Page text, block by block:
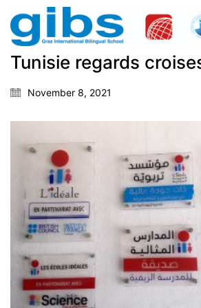
Tunisie regards
November 8, 2021
Telephone +43 50 248 021
Fax – NO longer in use
Educational Partners
Erasmus+
ESF\REACT Fördermaßnahme
Graz University of Technology
Gymnasium Steiermark